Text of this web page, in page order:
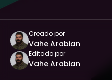
Creado por
Vahe Arabian
Editado por
Vahe Arabian